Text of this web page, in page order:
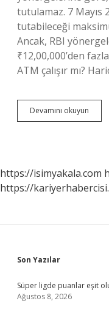
tutulamaz. 7 Mayıs
tutabileceği
Ancak, RBI
₹12,00,000’den
ATM çalışır mı?
Devamını okuyun
https://isimyakala.com
https://
Sidebar
Son Yazılar
Süper ligde puanlar eşit
Ağustos 8, 2026